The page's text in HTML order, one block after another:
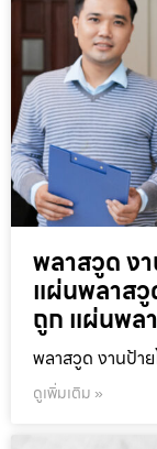
พลาสวูด ง
แผ่นพลาส
ถูก แผ่นพล
พลาสวูด งานป้า
ดูเพิ่มเติม »